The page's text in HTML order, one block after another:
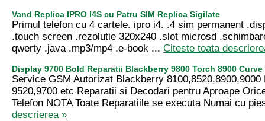
Vand Replica IPRO I4S cu Patru SIM Replica Sigilate
Primul telefon cu 4 cartele. ipro i4. .4 sim permanent
.touch screen .rezolutie 320x240 .slot microsd
qwerty .java .mp3/mp4 .e-book ... Citeste toata
Display 9700 Bold Reparatii Blackberry 9800 Torch 8900
Service GSM Autorizat Blackberry 8100,8520,8900,9000
9520,9700 etc Reparatii si Decodari pentru Aproape
Telefon NOTA Toate Reparatiile se executa Numai cu
descrierea »